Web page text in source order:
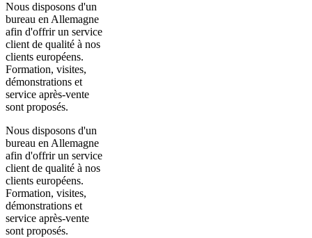
Nous disposons d'un
bureau en Allemagne
afin d'offrir un service
client de qualité à nos
clients européens.
Formation, visites,
démonstrations et
service après-vente
sont proposés.
Nous disposons d'un
bureau en Allemagne
afin d'offrir un service
client de qualité à nos
clients européens.
Formation, visites,
démonstrations et
service après-vente
sont proposés.